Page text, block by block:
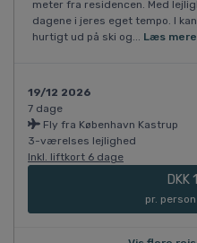
meter fra residencen. Med
dagene i jeres eget tempo. I
hurtigt ud på ski og... Læs mere
19/12 2026
7 dage
Fly fra København Kastrup
3-værelses lejlighed
Inkl. liftkort 6 dage
DKK
pr.